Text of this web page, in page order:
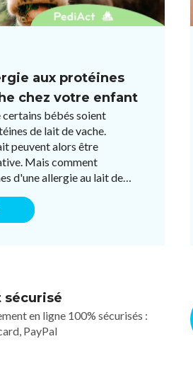
aux protéines
chez votre enfant
bébés soient
de lait de vache.
peuvent alors être
Mais comment
d'une allergie au lait de
sécurisé
en ligne 100% sécurisés :
PayPal